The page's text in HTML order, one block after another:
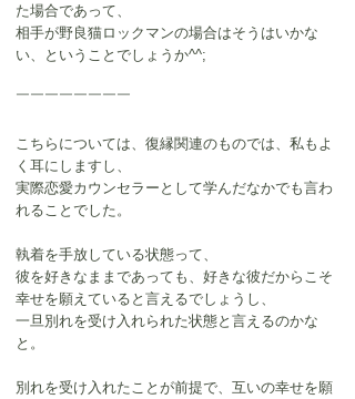
た場合であって、
相手が野良猫ロックマンの場合はそうはいかな
い、ということでしょうか^^;
￣￣￣￣￣￣￣￣
こちらについては、復縁関連のものでは、私もよ
く耳にしますし、
実際恋愛カウンセラーとして学んだなかでも言わ
れることでした。
執着を手放している状態って、
彼を好きなままであっても、好きな彼だからこそ
幸せを願えていると言えるでしょうし、
一旦別れを受け入れられた状態と言えるのかな
と。
別れを受け入れたことが前提で、互いの幸せを願